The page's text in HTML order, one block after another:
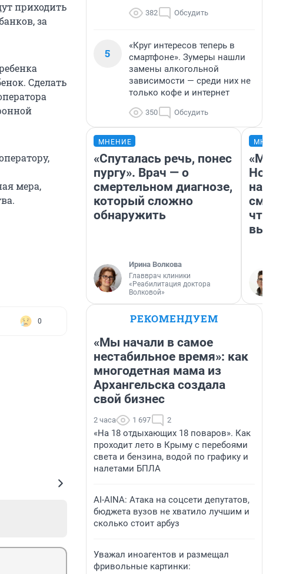
приходить
за
Сделать
мера,
0
382 Обсудить
5
«Круг интересов теперь в
смартфоне». Зумеры нашли
замены алкогольной
зависимости — среди них не
только кофе и интернет
350 Обсудить
МНЕНИЕ
«Спуталась речь, понес
пургу». Врач — о
смертельном диагнозе,
который сложно
обнаружить
Ирина Волкова
Главврач клиники
«Реабилитация доктора
Волковой»
«Мы
РЕКОМЕНДУЕМ
«Мы начали в самое
нестабильное время»: как
многодетная мама из
Архангельска создала
свой бизнес
2 часа 1 697 2
«На 18 отдыхающих 18 поваров». Как
проходит лето в Крыму с перебоями
света и бензина, водой по графику и
налетами БПЛА
AI-AINA: Атака на соцсети депутатов,
бюджета вузов не хватило лучшим и
сколько стоит арбуз
Уважал иноагентов и размещал
фривольные картинки: